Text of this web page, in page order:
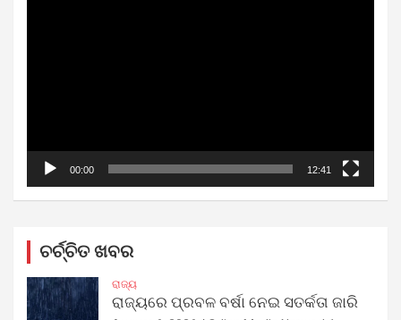
00:00 12:41
ଚର୍ଚ୍ଚିତ ଖବର
ରାଜ୍ୟ
ରାଜ୍ୟରେ ପ୍ରବଳ ବର୍ଷା ନେଇ ସତର୍କତା ଜାରି